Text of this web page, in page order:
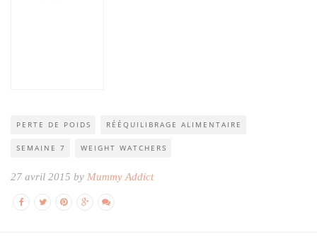
PERTE DE POIDS RÉÉQUILIBRAGE ALIMENTAIRE
SEMAINE 7 WEIGHT WATCHERS
27 avril 2015 by Mummy Addict